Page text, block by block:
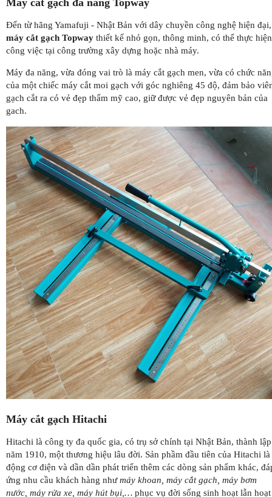
Đến từ hãng Yamafuji - Nhật Bản với dây chuyền công nghệ hiện đại,
máy cắt gạch Topway thiết kế nhỏ gọn, thông minh, có thể thực hiện
công việc tại công trường xây dựng hoặc nhà máy.
Máy đa năng, vừa đóng vai trò là máy cắt gạch men, vừa có chức
của một chiếc máy cắt moi gạch với góc nghiêng 45 độ, đảm bảo
gạch cắt ra có vẻ đẹp thẩm mỹ cao, giữ được vẻ đẹp nguyên bản của
gach.
Máy cắt gạch Hitachi
Hitachi là công ty đa quốc gia, có trụ sở chính tại Nhật Bản, thành lập
năm 1910, một thương hiệu lâu đời. Sản phầm đầu tiên của Hitachi là
động cơ điện và dần dần phát triển thêm các dòng sản phẩm khác,
ứng nhu cầu khách hàng nhưmáy khoan, máy cắt gạch, máy bơm
nước, máy rửa xe, máy hút bụi,… phục vụ đời sống sinh hoạt lẫn hoạt